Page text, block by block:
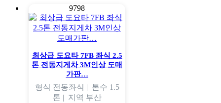
9798
최상급 도요타 7FB 좌식 2.5
톤 전동지게차 3M인상 도매
가판…
형식 전동좌식 | 톤수 1.5
톤 | 지역 부산